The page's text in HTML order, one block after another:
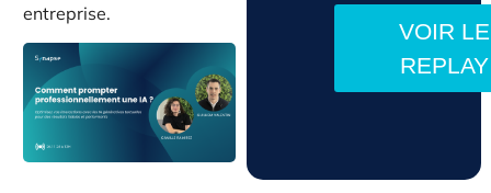
entreprise.